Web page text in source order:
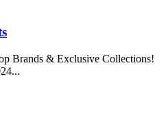
Brands & Exclusive Collections!
..